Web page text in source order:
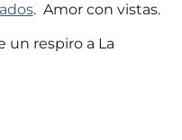
. Amor con vistas.
un respiro a La